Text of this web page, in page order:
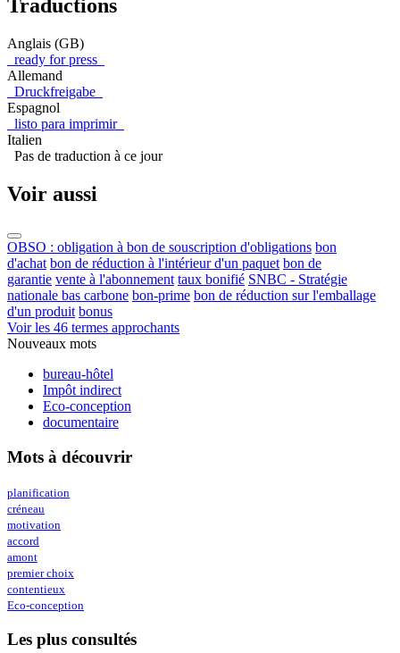
Traductions
Anglais (GB)
ready for press
Allemand
Druckfreigabe
Espagnol
listo para imprimir
Italien
Pas de traduction à ce jour
Voir aussi
OBSO : obligation à bon de souscription d'obligations bon
d'achat bon de réduction à l'intérieur d'un paquet bon de
garantie vente à l'abonnement taux bonifié SNBC - Stratégie
nationale bas carbone bon-prime bon de réduction sur l'emballage
d'un produit bonus
Voir les 46 termes approchants
Nouveaux mots
bureau-hôtel
Impôt indirect
Eco-conception
documentaire
Mots à découvrir
planification
créneau
motivation
accord
amont
premier choix
contentieux
Eco-conception
Les plus consultés